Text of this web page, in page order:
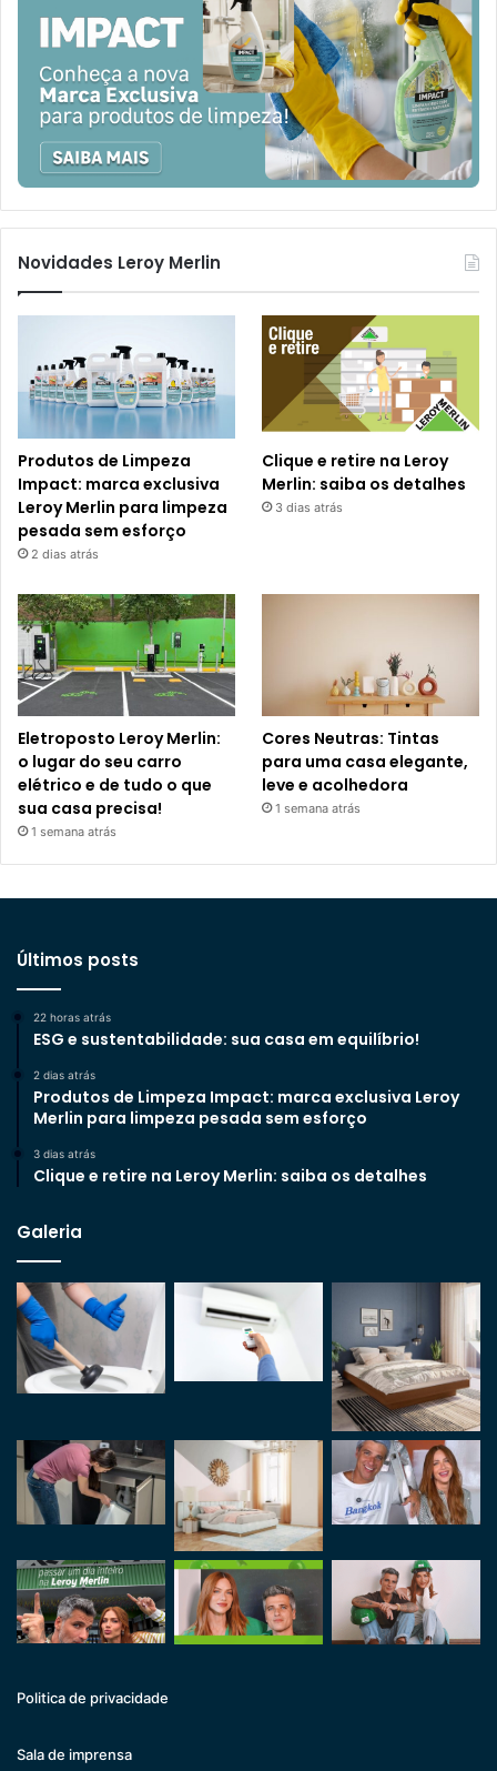
Novidades Leroy Merlin
Produtos de Limpeza
Impact: marca exclusiva
Leroy Merlin para limpeza
pesada sem esforço
2 dias atrás
Clique e retire na Leroy
Merlin: saiba os detalhes
3 dias atrás
Eletroposto Leroy Merlin:
o lugar do seu carro
elétrico e de tudo o que
sua casa precisa!
1 semana atrás
Cores Neutras: Tintas
para uma casa elegante,
leve e acolhedora
1 semana atrás
Últimos posts
22 horas atrás
ESG e sustentabilidade: sua casa em equilíbrio!
2 dias atrás
Produtos de Limpeza Impact: marca exclusiva Leroy
Merlin para limpeza pesada sem esforço
3 dias atrás
Clique e retire na Leroy Merlin: saiba os detalhes
Galeria
Politica de privacidade
Sala de imprensa